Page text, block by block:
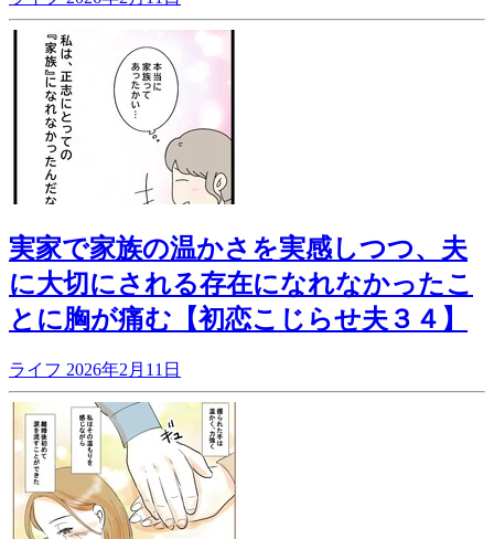
実家で家族の温かさを実感しつつ、夫
に大切にされる存在になれなかったこ
とに胸が痛む【初恋こじらせ夫３４】
ライフ 2026年2月11日